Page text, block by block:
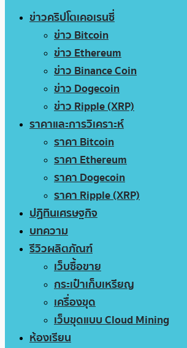
ข่าวคริปโตเคอเรนซี่
ข่าว Bitcoin
ข่าว Ethereum
ข่าว Binance Coin
ข่าว Dogecoin
ข่าว Ripple (XRP)
ราคาและการวิเคราะห์
ราคา Bitcoin
ราคา Ethereum
ราคา Dogecoin
ราคา Ripple (XRP)
ปฏิทินเศรษฐกิจ
บทความ
รีวิวผลิตภัณฑ์
เว็บซื้อขาย
กระเป๋าเก็บเหรียญ
เครื่องขุด
เว็บขุดแบบ Cloud Mining
ห้องเรียน